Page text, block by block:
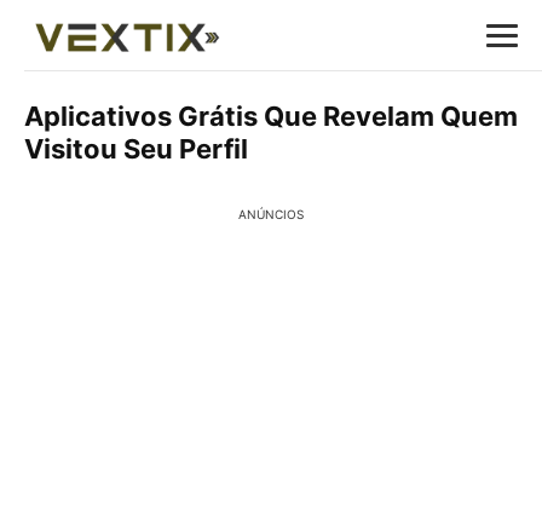
Aplicativos Grátis Que Revelam Quem
Visitou Seu Perfil
ANÚNCIOS